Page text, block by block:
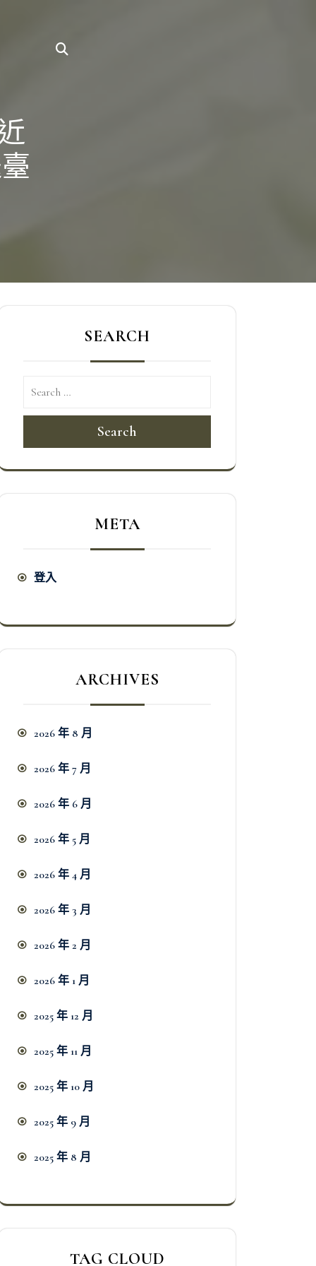
SEARCH
Search
META
登入
ARCHIVES
2026 年 8 月
2026 年 7 月
2026 年 6 月
2026 年 5 月
2026 年 4 月
2026 年 3 月
2026 年 2 月
2026 年 1 月
2025 年 12 月
2025 年 11 月
2025 年 10 月
2025 年 9 月
2025 年 8 月
TAG CLOUD